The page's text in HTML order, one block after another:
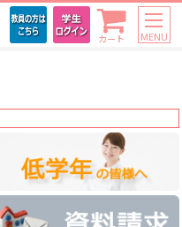
カート MENU